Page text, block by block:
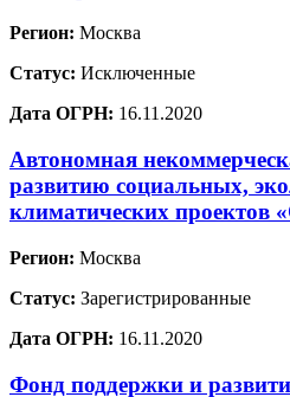
Регион: Москва
Статус: Исключенные
Дата ОГРН: 16.11.2020
Автономная
развитию социальных,
климатических проектов
Регион: Москва
Статус: Зарегистрированные
Дата ОГРН: 16.11.2020
Фонд поддержки и